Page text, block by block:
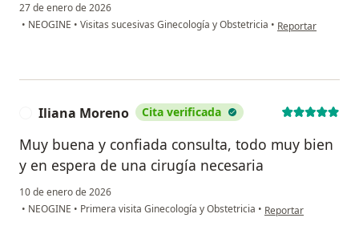
27 de enero de 2026
• NEOGINE • Visitas sucesivas Ginecología y Obstetricia • en opinión del
Reportar
Iliana Moreno Cita verificada
Muy buena y confiada consulta, todo muy bien
y en espera de una cirugía necesaria
10 de enero de 2026
• NEOGINE • Primera visita Ginecología y Obstetricia • en opinión del
Reportar